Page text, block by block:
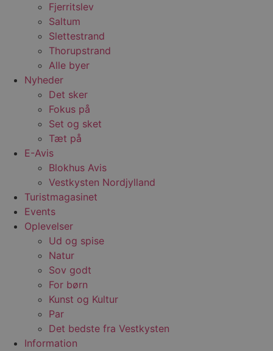
Fjerritslev
Saltum
Slettestrand
Thorupstrand
Alle byer
Nyheder
Det sker
Fokus på
Set og sket
Tæt på
E-Avis
Blokhus Avis
Vestkysten Nordjylland
Turistmagasinet
Events
Oplevelser
Ud og spise
Natur
Sov godt
For børn
Kunst og Kultur
Par
Det bedste fra Vestkysten
Information